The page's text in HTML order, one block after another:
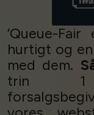
‘Queue-
hurtigt og
med dem.
trin 1